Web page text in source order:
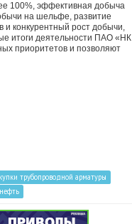
100%, эффективная добыча
на шельфе, развитие
и конкурентный рост добычи,
итоги деятельности ПАО «НК
приоритетов и позволяют
трубопроводной арматуры